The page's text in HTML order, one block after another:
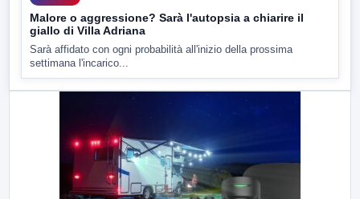
Malore o aggressione? Sarà l'autopsia a chiarire il
giallo di Villa Adriana
Sarà affidato con ogni probabilità all'inizio della prossima
settimana l'incarico...